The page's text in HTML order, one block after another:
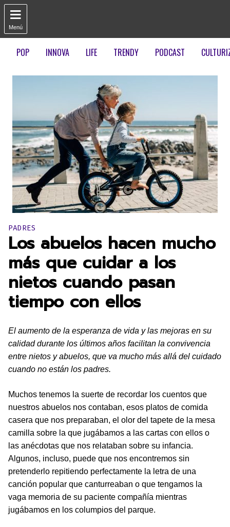

Menú
POP INNOVA LIFE TRENDY PODCAST
Publicado en:
PADRES
Los abuelos hacen mucho
más que cuidar a los
nietos cuando pasan
tiempo con ellos
El aumento de la esperanza de vida y las mejoras en su
calidad durante los últimos años facilitan la convivencia
entre nietos y abuelos, que va mucho más allá del cuidado
cuando no están los padres.
Muchos tenemos la suerte de recordar los cuentos que
nuestros abuelos nos contaban, esos platos de comida
casera que nos preparaban, el olor del tapete de la mesa
camilla sobre la que jugábamos a las cartas con ellos o
las anécdotas que nos relataban sobre su infancia.
Algunos, incluso, puede que nos encontremos sin
pretenderlo repitiendo perfectamente la letra de una
canción popular que canturreaban o que tengamos la
vaga memoria de su paciente compañía mientras
jugábamos en los columpios del parque.